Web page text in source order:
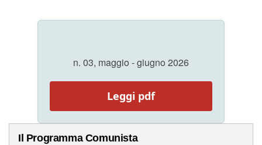
n. 03, maggio - giugno 2026
Leggi pdf
Il Programma Comunista